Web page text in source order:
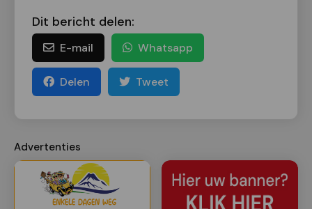
Dit bericht delen:
E-mail Whatsapp
Delen Tweet
Advertenties